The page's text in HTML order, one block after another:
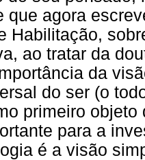
que agora
Habilitação,
ao tratar da
da
do ser (o
primeiro
para a
é a visão